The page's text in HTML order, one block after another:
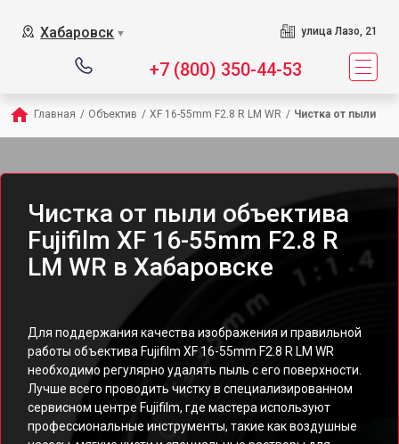
Хабаровск ▼ улица Лазо, 21
+7 (800) 350-44-53
Главная / Объектив / XF 16-55mm F2.8 R LM WR / Чистка от пыли
Чистка от пыли объектива
Fujifilm XF 16-55mm F2.8 R
LM WR в Хабаровске
Для поддержания качества изображения и правильной
работы объектива Fujifilm XF 16-55mm F2.8 R LM WR
необходимо регулярно удалять пыль с его поверхности.
Лучше всего проводить чистку в специализированном
сервисном центре Fujifilm, где мастера используют
профессиональные инструменты, такие как воздушные